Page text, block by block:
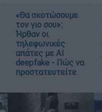
«Θα σκοτώσουμε
τον γιο σου»:
Ήρθαν οι
τηλεφωνικές
απάτες με AI
deepfake - Πώς να
προστατευτείτε